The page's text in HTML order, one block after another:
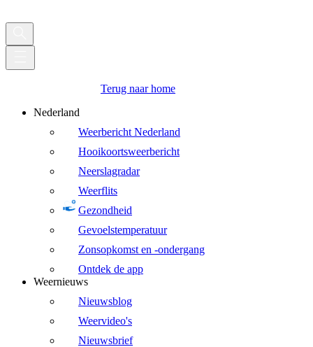
Terug naar home
Nederland
Weerbericht Nederland
Hooikoortsweerbericht
Neerslagradar
Weerflits
Gezondheid
Gevoelstemperatuur
Zonsopkomst en -ondergang
Ontdek de app
Weernieuws
Nieuwsblog
Weervideo's
Nieuwsbrief